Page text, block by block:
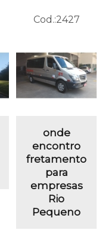
Cod.:2427
onde
encontro
fretamento
para
empresas
Rio
Pequeno